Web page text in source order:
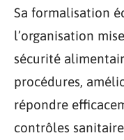
Sa formalisation
l’organisation
sécurité
procédures,
répondre
contrôles